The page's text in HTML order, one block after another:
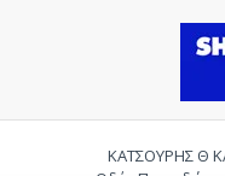
ΚΑΤΣΟΥΡΗΣ Θ